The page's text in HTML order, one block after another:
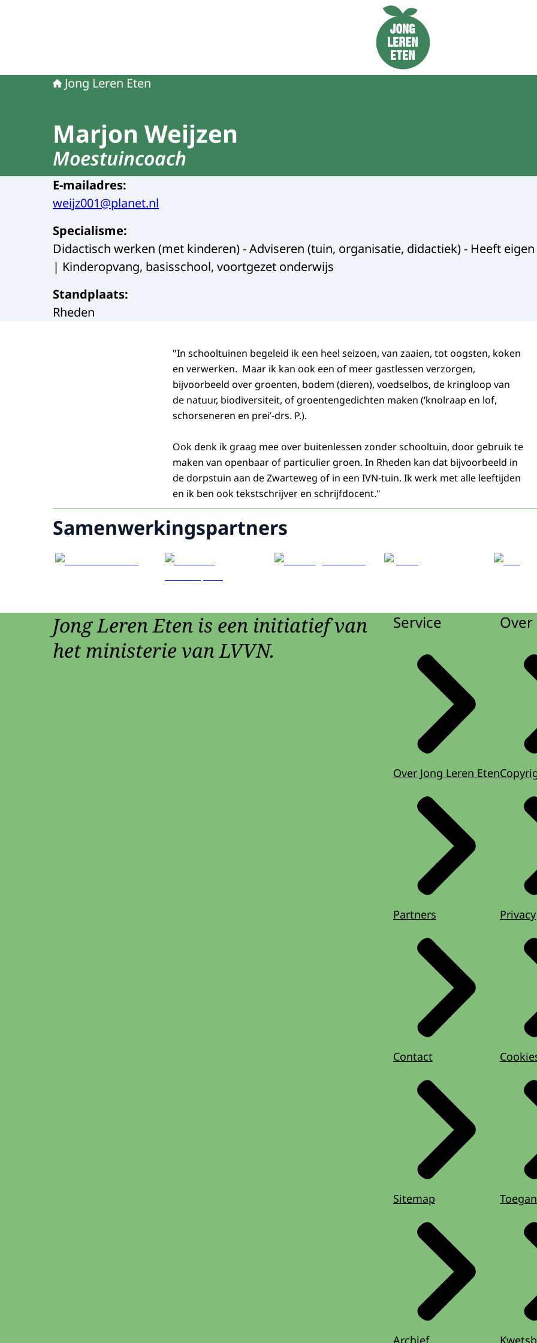
Naar de homepage van Jong Leren Eten
Jong Leren Eten
Marjon Weijzen
Moestuincoach
E-mailadres:
weijz001@planet.nl
Specialisme:
Didactisch werken (met kinderen) - Adviseren (tuin, organisatie, didactiek) - Heeft
| Kinderopvang, basisschool, voortgezet onderwijs
Standplaats:
Rheden
"In schooltuinen begeleid ik een heel seizoen, van zaaien, tot oogsten, koken
en verwerken. Maar ik kan ook een of meer gastlessen verzorgen,
bijvoorbeeld over groenten, bodem (dieren), voedselbos, de kringloop van
de natuur, biodiversiteit, of groentengedichten maken (‘knolraap en lof,
schorseneren en prei’-drs. P.).
Ook denk ik graag mee over buitenlessen zonder schooltuin, door gebruik te
maken van openbaar of particulier groen. In Rheden kan dat bijvoorbeeld in
de dorpstuin aan de Zwarteweg of in een IVN-tuin. Ik werk met alle leeftijden
en ik ben ook tekstschrijver en schrijfdocent."
Samenwerkingspartners
Jong Leren Eten is een initiatief van
het ministerie van LVVN.
Service
Over Jong Leren Eten
Partners
Contact
Sitemap
Privacy